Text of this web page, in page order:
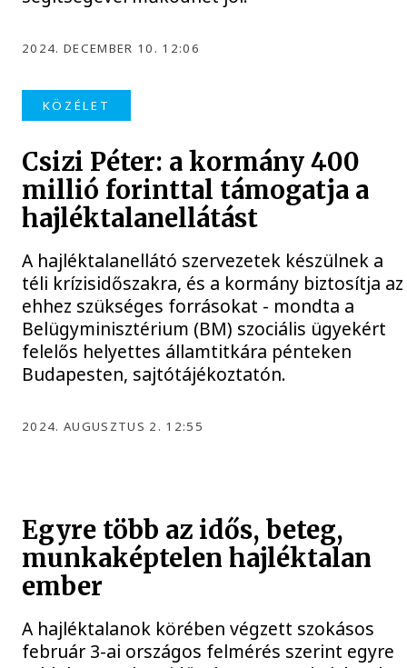
2024. DECEMBER 10. 12:06
KÖZÉLET
Csizi Péter: a kormány 400
millió forinttal támogatja a
hajléktalanellátást
A hajléktalanellátó szervezetek készülnek a
téli krízisidőszakra, és a kormány biztosítja az
ehhez szükséges forrásokat - mondta a
Belügyminisztérium (BM) szociális ügyekért
felelős helyettes államtitkára pénteken
Budapesten, sajtótájékoztatón.
2024. AUGUSZTUS 2. 12:55
Egyre több az idős, beteg,
munkaképtelen hajléktalan
ember
A hajléktalanok körében végzett szokásos
február 3-ai országos felmérés szerint egyre